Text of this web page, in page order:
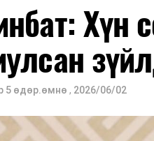
Хүн
5 өдөр.өмнө , 2026/06/02